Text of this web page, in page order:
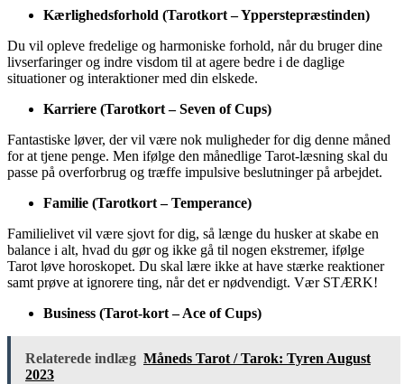
Kærlighedsforhold (Tarotkort – Ypperstepræstinden)
Du vil opleve fredelige og harmoniske forhold, når du bruger dine
livserfaringer og indre visdom til at agere bedre i de daglige
situationer og interaktioner med din elskede.
Karriere (Tarotkort – Seven of Cups)
Fantastiske løver, der vil være nok muligheder for dig denne måned
for at tjene penge. Men ifølge den månedlige Tarot-læsning skal du
passe på overforbrug og træffe impulsive beslutninger på arbejdet.
Familie (Tarotkort – Temperance)
Familielivet vil være sjovt for dig, så længe du husker at skabe en
balance i alt, hvad du gør og ikke gå til nogen ekstremer, ifølge
Tarot løve horoskopet. Du skal lære ikke at have stærke reaktioner
samt prøve at ignorere ting, når det er nødvendigt. Vær STÆRK!
Business (Tarot-kort – Ace of Cups)
Relaterede indlæg Måneds Tarot / Tarok: Tyren August
2023